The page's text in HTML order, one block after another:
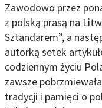
Zawodowo przez
z polską prasą na
Sztandarem”, a
autorką setek
codziennym życiu
zawsze
tradycji i pamięci o